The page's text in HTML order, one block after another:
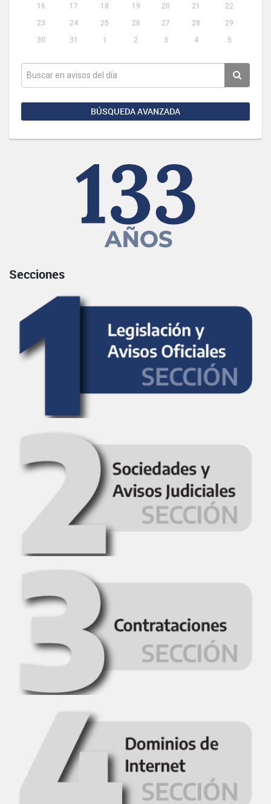
16
17 18 19 20 21
22
23
24 25 26 27 28
29
30
31 1 2 3 4 5
BÚSQUEDA AVANZADA
Secciones